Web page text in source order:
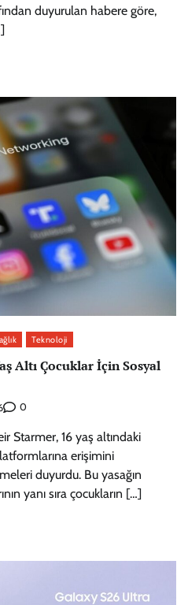
duyurulan habere göre,
Teknoloji
Altı Çocuklar İçin Sosyal
0
Starmer, 16 yaş altındaki
erişimini
duyurdu. Bu yasağın
yanı sıra çocukların […]